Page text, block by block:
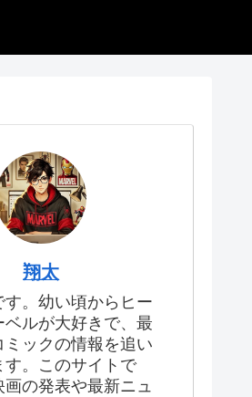
翔太
す。幼い頃からヒー
ベルが大好きで、最
ミックの情報を追い
す。このサイトで
画の発表や最新ニュ